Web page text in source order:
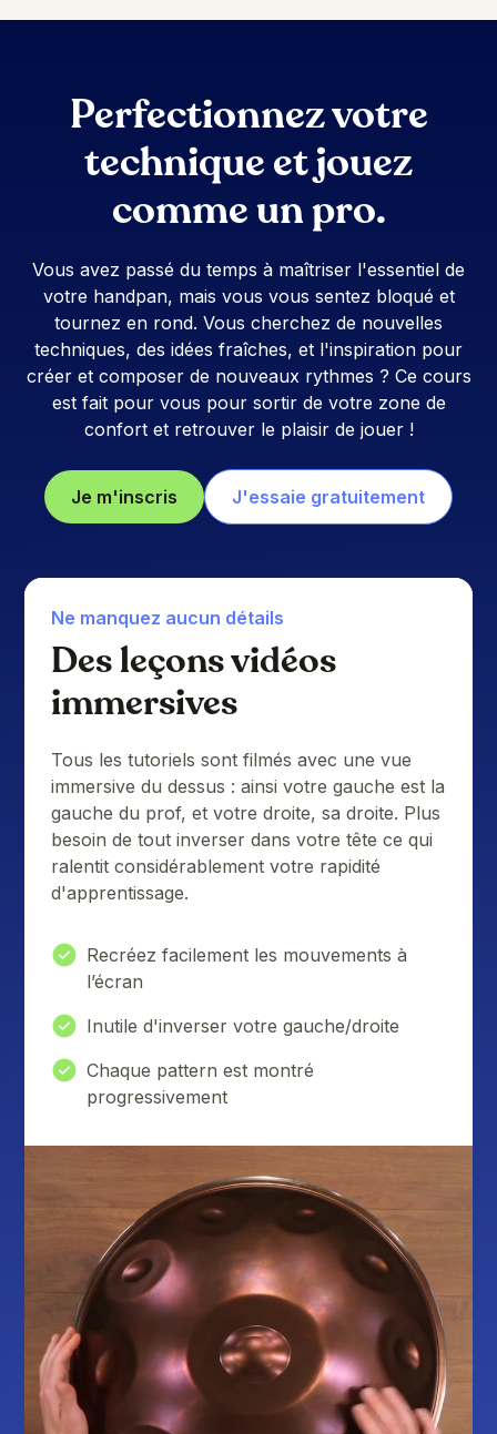
Perfectionnez votre
technique et jouez
comme un pro.
Vous avez passé du temps à maîtriser l'essentiel de
votre handpan, mais vous vous sentez bloqué et
tournez en rond. Vous cherchez de nouvelles
techniques, des idées fraîches, et l'inspiration pour
créer et composer de nouveaux rythmes ? Ce cours
est fait pour vous pour sortir de votre zone de
confort et retrouver le plaisir de jouer !
Je m'inscris J'essaie gratuitement
Ne manquez aucun détails
Des leçons vidéos
immersives
Tous les tutoriels sont filmés avec une vue
immersive du dessus : ainsi votre gauche est la
gauche du prof, et votre droite, sa droite. Plus
besoin de tout inverser dans votre tête ce qui
ralentit considérablement votre rapidité
d'apprentissage.
Recréez facilement les mouvements à
l’écran
Inutile d'inverser votre gauche/droite
Chaque pattern est montré
progressivement